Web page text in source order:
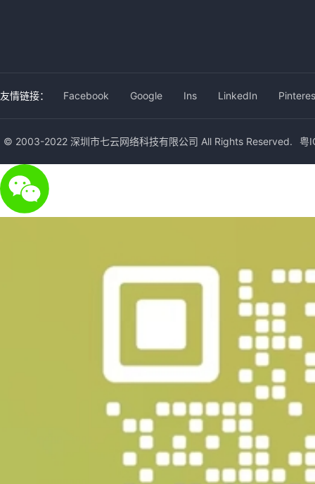
友情链接： Facebook Google Ins LinkedIn
© 2003-2022 深圳市七云网络科技有限公司 All Rights Reserved. 粤